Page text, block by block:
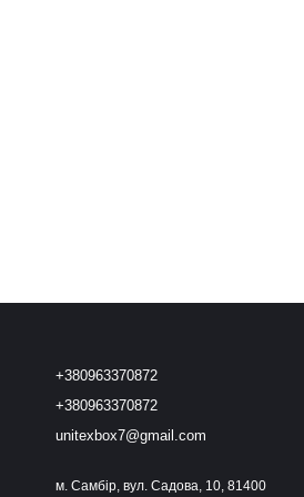
+380963370872
+380963370872
unitexbox7@gmail.com
м. Самбір, вул. Садова, 10, 81400